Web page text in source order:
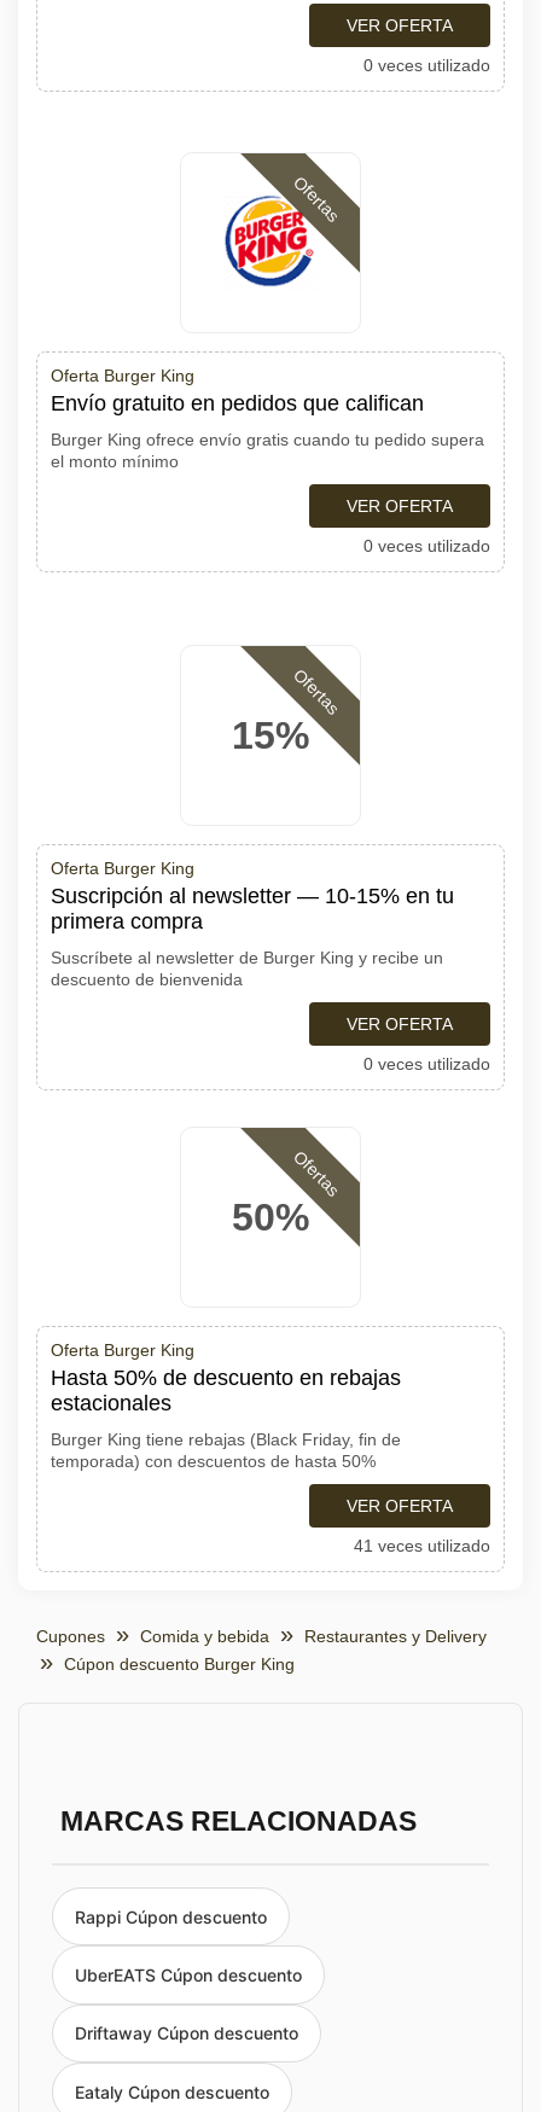
VER OFERTA
0 veces utilizado
Ofertas
Oferta Burger King
Envío gratuito en pedidos que califican
Burger King ofrece envío gratis cuando tu pedido supera
el monto mínimo
VER OFERTA
0 veces utilizado
15%
Ofertas
Oferta Burger King
Suscripción al newsletter — 10-15% en tu
primera compra
Suscríbete al newsletter de Burger King y recibe un
descuento de bienvenida
VER OFERTA
0 veces utilizado
50%
Ofertas
Oferta Burger King
Hasta 50% de descuento en rebajas
estacionales
Burger King tiene rebajas (Black Friday, fin de
temporada) con descuentos de hasta 50%
VER OFERTA
41 veces utilizado
Cupones Comida y bebida
Restaurantes y Delivery
Cúpon descuento Burger King
MARCAS RELACIONADAS
Rappi Cúpon descuento
UberEATS Cúpon descuento
Driftaway Cúpon descuento
Eataly Cúpon descuento